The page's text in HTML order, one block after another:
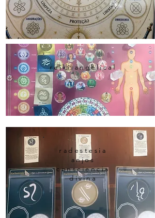
reiki angelical
radestesia
anjos
consciencia
divina